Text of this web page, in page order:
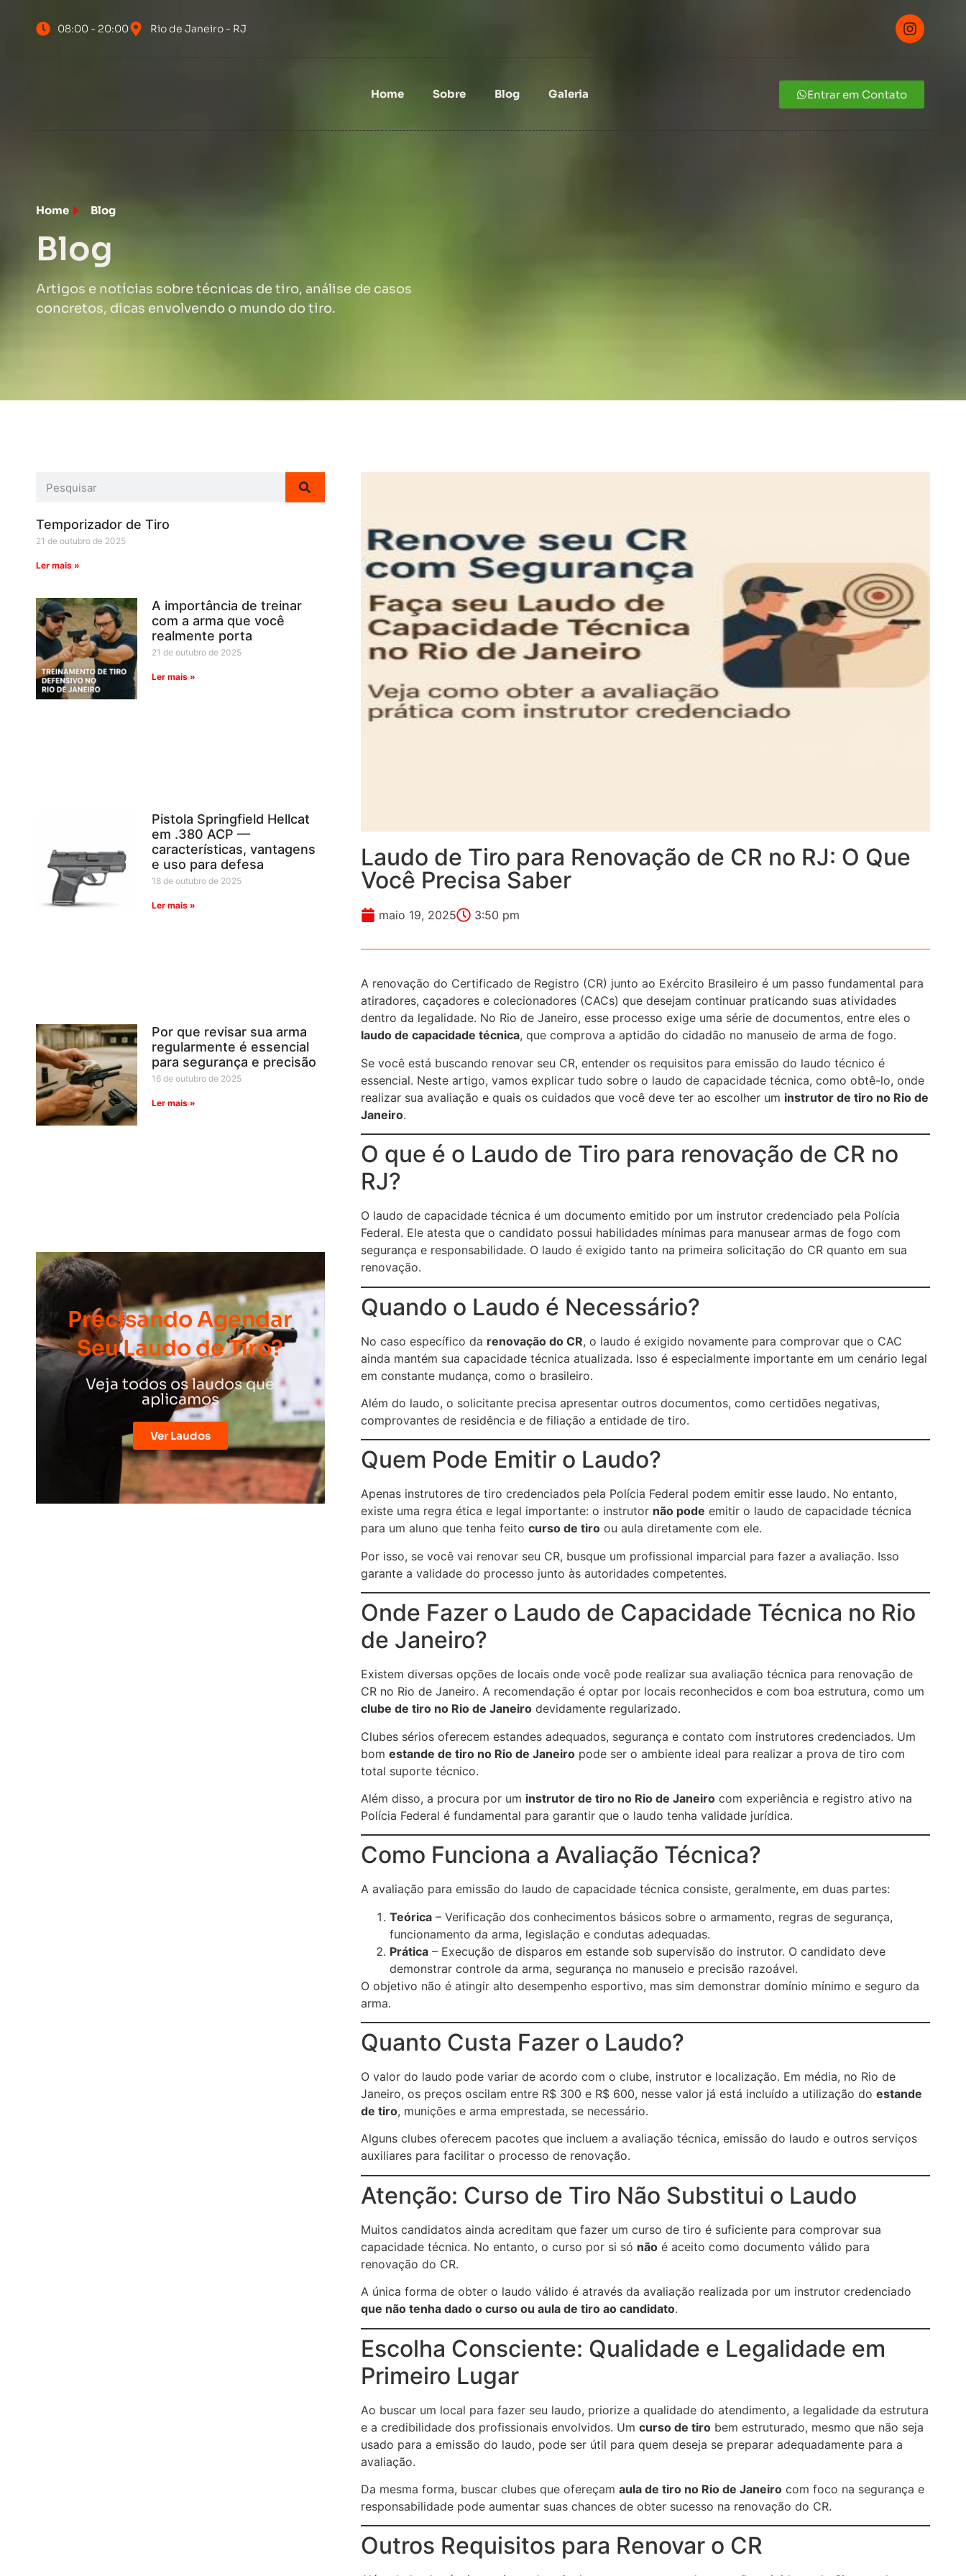
08:00 - 20:00 Rio de Janeiro - RJ
Home Sobre Blog Galeria Entrar em Contato
Home Blog
Blog
Artigos e notícias sobre técnicas de tiro, análise de casos
concretos, dicas envolvendo o mundo do tiro.
Temporizador de Tiro
21 de outubro de 2025
Ler mais »
A importância de treinar
com a arma que você
realmente porta
21 de outubro de 2025
Ler mais »
Pistola Springfield Hellcat
em .380 ACP —
características, vantagens
e uso para defesa
18 de outubro de 2025
Ler mais »
Por que revisar sua arma
regularmente é essencial
para segurança e precisão
16 de outubro de 2025
Ler mais »
Precisando Agendar
Seu Laudo de Tiro?
Veja todos os laudos que
aplicamos
Ver Laudos
Laudo de Tiro para Renovação de CR no RJ: O Que
Você Precisa Saber
maio 19, 2025 3:50 pm
A renovação do Certificado de Registro (CR) junto ao Exército Brasileiro é um passo fundamental para
atiradores, caçadores e colecionadores (CACs) que desejam continuar praticando suas atividades
dentro da legalidade. No Rio de Janeiro, esse processo exige uma série de documentos, entre eles o
laudo de capacidade técnica, que comprova a aptidão do cidadão no manuseio de arma de fogo.
Se você está buscando renovar seu CR, entender os requisitos para emissão do laudo técnico é
essencial. Neste artigo, vamos explicar tudo sobre o laudo de capacidade técnica, como obtê-lo, onde
realizar sua avaliação e quais os cuidados que você deve ter ao escolher um instrutor de tiro no Rio de
Janeiro.
O que é o Laudo de Tiro para renovação de CR no
RJ?
O laudo de capacidade técnica é um documento emitido por um instrutor credenciado pela Polícia
Federal. Ele atesta que o candidato possui habilidades mínimas para manusear armas de fogo com
segurança e responsabilidade. O laudo é exigido tanto na primeira solicitação do CR quanto em sua
renovação.
Quando o Laudo é Necessário?
No caso específico da renovação do CR, o laudo é exigido novamente para comprovar que o CAC
ainda mantém sua capacidade técnica atualizada. Isso é especialmente importante em um cenário legal
em constante mudança, como o brasileiro.
Além do laudo, o solicitante precisa apresentar outros documentos, como certidões negativas,
comprovantes de residência e de filiação a entidade de tiro.
Quem Pode Emitir o Laudo?
Apenas instrutores de tiro credenciados pela Polícia Federal podem emitir esse laudo. No entanto,
existe uma regra ética e legal importante: o instrutor não pode emitir o laudo de capacidade técnica
para um aluno que tenha feito curso de tiroou aula diretamente com ele.
Por isso, se você vai renovar seu CR, busque um profissional imparcial para fazer a avaliação. Isso
garante a validade do processo junto às autoridades competentes.
Onde Fazer o Laudo de Capacidade Técnica no Rio
de Janeiro?
Existem diversas opções de locais onde você pode realizar sua avaliação técnica para renovação de
CR no Rio de Janeiro. A recomendação é optar por locais reconhecidos e com boa estrutura, como um
clube de tiro no Rio de Janeirodevidamente regularizado.
Clubes sérios oferecem estandes adequados, segurança e contato com instrutores credenciados. Um
bom estande de tiro no Rio de Janeiropode ser o ambiente ideal para realizar a prova de tiro com
total suporte técnico.
Além disso, a procura por um instrutor de tiro no Rio de Janeirocom experiência e registro ativo na
Polícia Federal é fundamental para garantir que o laudo tenha validade jurídica.
Como Funciona a Avaliação Técnica?
A avaliação para emissão do laudo de capacidade técnica consiste, geralmente, em duas partes:
Teórica– Verificação dos conhecimentos básicos sobre o armamento, regras de segurança,
funcionamento da arma, legislação e condutas adequadas.
Prática– Execução de disparos em estande sob supervisão do instrutor. O candidato deve
demonstrar controle da arma, segurança no manuseio e precisão razoável.
O objetivo não é atingir alto desempenho esportivo, mas sim demonstrar domínio mínimo e seguro da
arma.
Quanto Custa Fazer o Laudo?
O valor do laudo pode variar de acordo com o clube, instrutor e localização. Em média, no Rio de
Janeiro, os preços oscilam entre R$ 300 e R$ 600, nesse valor já está incluído a utilização do estande
de tiro, munições e arma emprestada, se necessário.
Alguns clubes oferecem pacotes que incluem a avaliação técnica, emissão do laudo e outros serviços
auxiliares para facilitar o processo de renovação.
Atenção: Curso de Tiro Não Substitui o Laudo
Muitos candidatos ainda acreditam que fazer um curso de tiro é suficiente para comprovar sua
capacidade técnica. No entanto, o curso por si só nãoé aceito como documento válido para
renovação do CR.
A única forma de obter o laudo válido é através da avaliação realizada por um instrutor credenciado
que não tenha dado o curso ou aula de tiro ao candidato.
Escolha Consciente: Qualidade e Legalidade em
Primeiro Lugar
Ao buscar um local para fazer seu laudo, priorize a qualidade do atendimento, a legalidade da estrutura
e a credibilidade dos profissionais envolvidos. Um curso de tirobem estruturado, mesmo que não seja
usado para a emissão do laudo, pode ser útil para quem deseja se preparar adequadamente para a
avaliação.
Da mesma forma, buscar clubes que ofereçam aula de tiro no Rio de Janeirocom foco na segurança e
responsabilidade pode aumentar suas chances de obter sucesso na renovação do CR.
Outros Requisitos para Renovar o CR